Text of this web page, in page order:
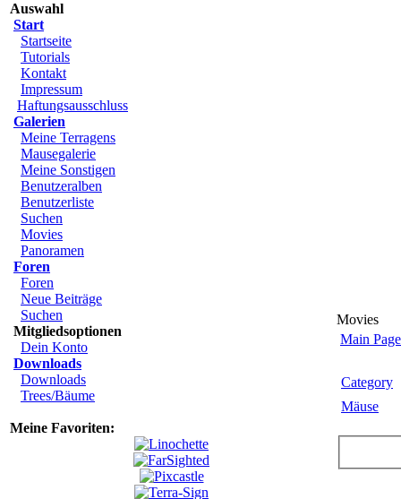
Auswahl
Start
Startseite
Tutorials
Kontakt
Impressum
Haftungsausschluss
Galerien
Meine Terragens
Mausegalerie
Meine Sonstigen
Benutzeralben
Benutzerliste
Suchen
Movies
Panoramen
Foren
Foren
Neue Beiträge
Suchen
Mitgliedsoptionen
Dein Konto
Downloads
Downloads
Trees/Bäume
Meine Favoriten:
Movies
Main Page
Category
Mäuse